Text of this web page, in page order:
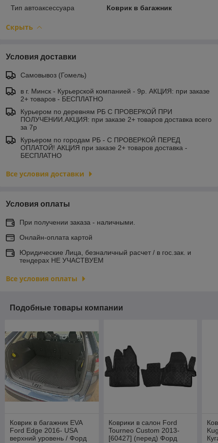
Тип автоаксессуара Коврик в багажник
Скрыть
Условия доставки
Самовывоз (Гомель)
в г. Минск - Курьерской компанией - 9р. АКЦИЯ: при заказе
2+ товаров - БЕСПЛАТНО
Курьером по деревням РБ С ПРОВЕРКОЙ ПРИ
ПОЛУЧЕНИИ.АКЦИЯ: при заказе 2+ товаров доставка всего
за 7р
Курьером по городам РБ - С ПРОВЕРКОЙ ПЕРЕД
ОПЛАТОЙ! АКЦИЯ при заказе 2+ товаров доставка -
БЕСПЛАТНО
Все условия доставки
Условия оплаты
При получении заказа - наличными.
Онлайн-оплата картой
Юридические Лица, безналичный расчет / в гос.зак. и
тендерах НЕ УЧАСТВУЕМ
Все условия оплаты
Подобные товары компании
Коврик в багажник EVA
Ford Edge 2016- USA
верхний уровень / Форд
Коврики в салон Ford
Tourneo Custom 2013-
[60427] (перед) Форд